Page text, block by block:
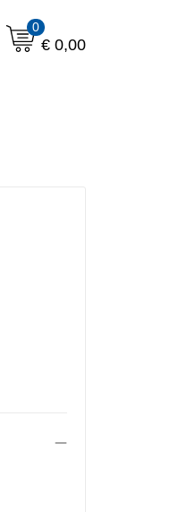
0
€ 0,00